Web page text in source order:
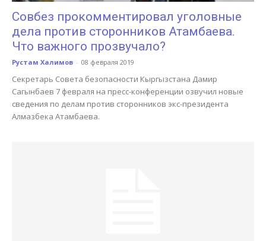
Совбез прокомментировал уголовные
дела против сторонников Атамбаева.
Что важного прозвучало?
Рустам Халимов - 08 февраля 2019
Секретарь Совета безопасности Кыргызстана Дамир
Сагынбаев 7 февраля на пресс-конференции озвучил новые
сведения по делам против сторонников экс-президента
Алмазбека Атамбаева.